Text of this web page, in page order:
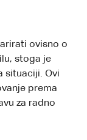
ovisno o
stoga je
situaciji. Ovi
prema
za radno